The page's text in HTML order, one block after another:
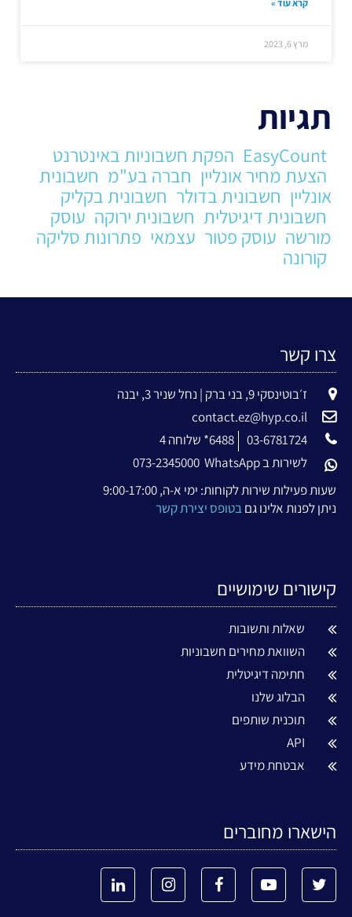
קרא עוד »
מרץ 6, 2023
תגיות
EasyCount הפקת חשבוניות באינטרנט
הצעת מחיר אונליין חברה בע"מ חשבונית
אונליין חשבונית בדולר חשבונית בקליק
חשבונית דיגיטלית חשבונית ירוקה עוסק
מורשה עוסק פטור עצמאי פתרונות סליקה
קורונה
צרו קשר
ז׳בוטינסקי 9, בני ברק | נחל שניר 3, יבנה
contact.ez@hyp.co.il
03-6781724
6488* שלוחה 4
לשירות ב WhatsApp
073-2345000
שעות פעילות שירות לקוחות: ימי א-ה, 9:00-17:00
ניתן לפנות אלינו גםבטופס יצירת קשר
קישורים שימושיים
שאלות ותשובות
השוואת מחירים חשבוניות
חתימה דיגיטלית
הבלוג שלנו
תוכנית שותפים
API
אבטחת מידע
הישארו מחוברים